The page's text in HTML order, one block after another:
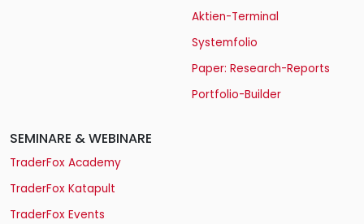
Aktien-Terminal
Systemfolio
Paper: Research-Reports
Portfolio-Builder
SEMINARE & WEBINARE
TraderFox Academy
TraderFox Katapult
TraderFox Events